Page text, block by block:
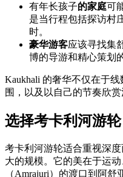
有年长孩子的家庭可
是当行程包括探访村
时。
豪华游客应该寻找集
博的导游和精心策划
Kaukhali 的奢华不仅在于
围，以及以自己的节奏欣赏
选择考卡利河游轮
考卡利河游轮适合重视深
大的规模。它的美在于运
（Amrajuri）的渡口到阿舒